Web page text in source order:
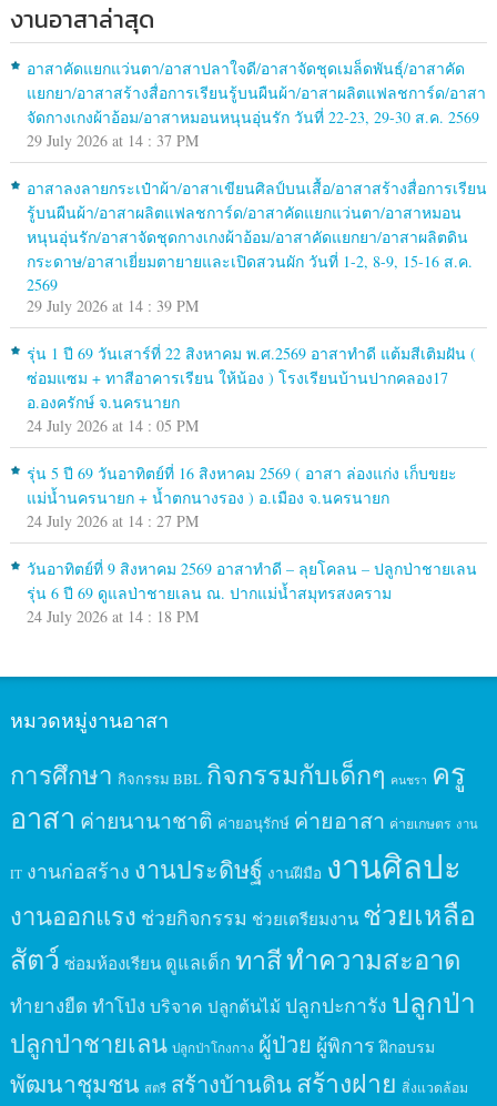
งานอาสาล่าสุด
อาสาคัดแยกแว่นตา/อาสาปลาใจดี/อาสาจัดชุดเมล็ดพันธุ์/อาสาคัด
แยกยา/อาสาสร้างสื่อการเรียนรู้บนผืนผ้า/อาสาผลิตแฟลชการ์ด/อาสา
จัดกางเกงผ้าอ้อม/อาสาหมอนหนุนอุ่นรัก วันที่ 22-23, 29-30 ส.ค. 2569
29 July 2026 at 14 : 37 PM
อาสาลงลายกระเป๋าผ้า/อาสาเขียนศิลป์บนเสื้อ/อาสาสร้างสื่อการเรียน
รู้บนผืนผ้า/อาสาผลิตแฟลชการ์ด/อาสาคัดแยกแว่นตา/อาสาหมอน
หนุนอุ่นรัก/อาสาจัดชุดกางเกงผ้าอ้อม/อาสาคัดแยกยา/อาสาผลิตดิน
กระดาษ/อาสาเยี่ยมตายายและเปิดสวนผัก วันที่ 1-2, 8-9, 15-16 ส.ค.
2569
29 July 2026 at 14 : 39 PM
รุ่น 1 ปี 69 วันเสาร์ที่ 22 สิงหาคม พ.ศ.2569 อาสาทำดี แต้มสีเติมฝัน (
ซ่อมแซม + ทาสีอาคารเรียน ให้น้อง ) โรงเรียนบ้านปากคลอง17
อ.องครักษ์ จ.นครนายก
24 July 2026 at 14 : 05 PM
รุ่น 5 ปี 69 วันอาทิตย์ที่ 16 สิงหาคม 2569 ( อาสา ล่องแก่ง เก็บขยะ
แม่น้ำนครนายก + น้ำตกนางรอง ) อ.เมือง จ.นครนายก
24 July 2026 at 14 : 27 PM
วันอาทิตย์ที่ 9 สิงหาคม 2569 อาสาทำดี – ลุยโคลน – ปลูกป่าชายเลน
รุ่น 6 ปี 69 ดูแลป่าชายเลน ณ. ปากแม่น้ำสมุทรสงคราม
24 July 2026 at 14 : 18 PM
หมวดหมู่งานอาสา
การศึกษา กิจกรรม BBL กิจกรรมกับเด็กๆ คนชรา ครู
อาสา ค่ายนานาชาติ ค่ายอนุรักษ์ ค่ายอาสา ค่ายเกษตร งาน
IT งานก่อสร้าง งานประดิษฐ์ งานฝีมือ งานศิลปะ
งานออกแรง ช่วยกิจกรรม ช่วยเตรียมงาน ช่วยเหลือ
สัตว์ ซ่อมห้องเรียน ดูแลเด็ก ทาสีทำความสะอาด
ทำยางยืด ทำโป่ง บริจาค ปลูกต้นไม้ ปลูกปะการัง ปลูกป่า
ปลูกป่าชายเลน ปลูกป่าโกงกาง ผู้ป่วย ผู้พิการ ฝึกอบรม
พัฒนาชุมชน สตรี สร้างบ้านดินสร้างฝาย สิ่งแวดล้อม